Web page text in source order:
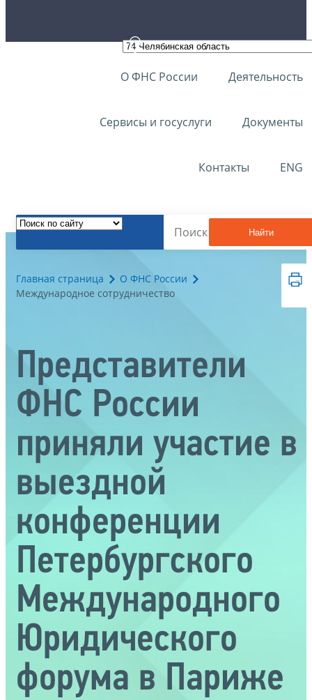
О ФНС России Деятельность
Сервисы и госуслуги Документы
Контакты ENG
Найти
Главная страница
О ФНС России
Международное сотрудничество
Представители
ФНС России
приняли участие в
выездной
конференции
Петербургского
Международного
Юридического
форума в Париже